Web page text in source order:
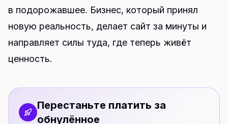
в подорожавшее. Бизнес, который принял
новую реальность, делает сайт за минуты и
направляет силы туда, где теперь живёт
ценность.
Перестаньте платить за
обнулённое